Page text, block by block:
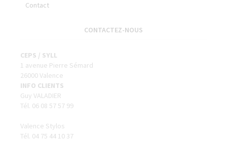
Contact
CONTACTEZ-NOUS
CEPS / SYLL
1 avenue Pierre Sémard
26000 Valence
INFO CLIENTS
Guy VALADIER
Tél. 06 08 57 57 99
Valence Stylos
Tél. 04 75 44 10 37